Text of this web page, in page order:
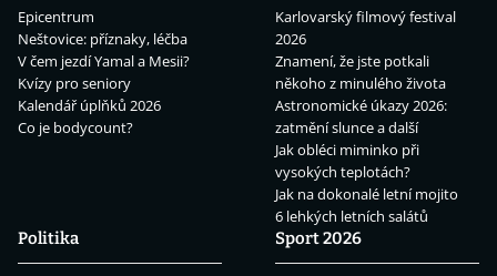
Epicentrum
Neštovice: příznaky, léčba
V čem jezdí Yamal a Mesii?
Kvízy pro seniory
Kalendář úplňků 2026
Co je bodycount?
Karlovarský filmový festival
2026
Znamení, že jste potkali
někoho z minulého života
Astronomické úkazy 2026:
zatmění slunce a další
Jak obléci miminko při
vysokých teplotách?
Jak na dokonalé letní mojito
6 lehkých letních salátů
Politika
Sport 2026